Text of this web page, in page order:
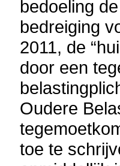
bedoeling
bedreiging
2011, de
door een
Oudere
toe te